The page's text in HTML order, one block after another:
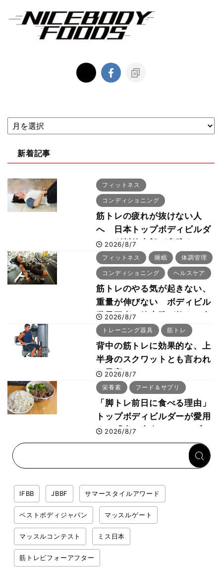
新着記事
フィットネス
コンディショニング
筋トレの疲れが抜けない人
へ 日本トップボディビルダ
ー・刈川啓志郎が実践する
「回復習慣」
2026/8/7
フィットネス 睡眠 体調管理
コンディショニング ヘルスケア
筋トレのやる気が起きない、
重量が伸びない ボディビル
世界王者・鈴木雅が教える食
事・睡眠・呼吸の整え方
2026/8/7
トレーニング器具 筋トレ
背中の筋トレに効果的な、上
半身のスクワットとも言われ
た最高マシン“ノーチラス・
プルオーバーマシン”とは？
2026/8/7
栄養素 フード＆サプリ
「脚トレ前日に食べる理由」
トップボディビルダーが愛用
する「米＋牛肉」のシンプル
回復メシとは？
2026/8/7
IFBB JBBF サマースタイルアワード
ベストボディジャパン マッスルゲート
マッスルコンテスト ミス日本
筋トレビフォーアフター